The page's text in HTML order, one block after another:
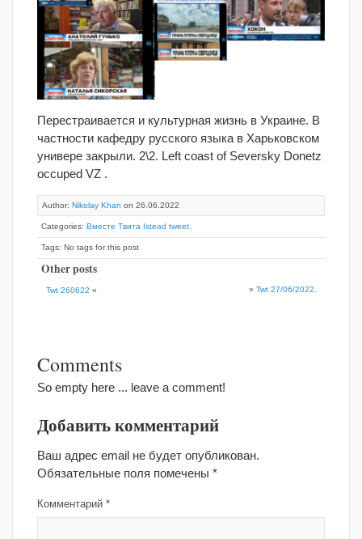
Перестраивается и культурная жизнь в Украине. В
частности кафедру русского языка в Харьковском
универе закрыли. 2\2. Left coast of Seversky Donetz
occuped VZ .
Author: Nikolay Khan on 26.06.2022
Categories: Вместе Твита Istead tweet.
Tags: No tags for this post
Other posts
Twt 260622 « » Twt 27/06/2022.
Comments
So empty here ... leave a comment!
Добавить комментарий
Ваш адрес email не будет опубликован.
Обязательные поля помечены *
Комментарий *